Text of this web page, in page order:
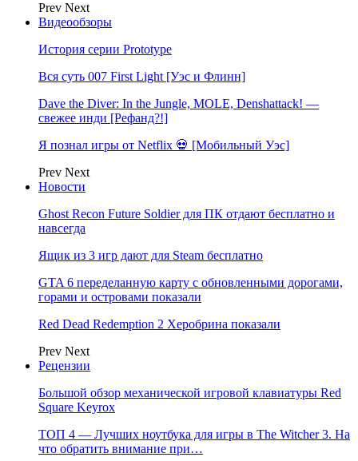
Prev Next
Видеообзоры
История серии Prototype
Вся суть 007 First Light [Уэс и Флинн]
Dave the Diver: In the Jungle, MOLE, Denshattack! —
свежее инди [Рефанд?!]
Я познал игры от Netflix 💀 [Мобильный Уэс]
Prev Next
Новости
Ghost Recon Future Soldier для ПК отдают бесплатно и
навсегда
Ящик из 3 игр дают для Steam бесплатно
GTA 6 переделанную карту с обновленными дорогами,
горами и островами показали
Red Dead Redemption 2 Херобрина показали
Prev Next
Рецензии
Большой обзор механической игровой клавиатуры Red
Square Keyrox
ТОП 4 — Лучших ноутбука для игры в The Witcher 3. На
что обратить внимание при…